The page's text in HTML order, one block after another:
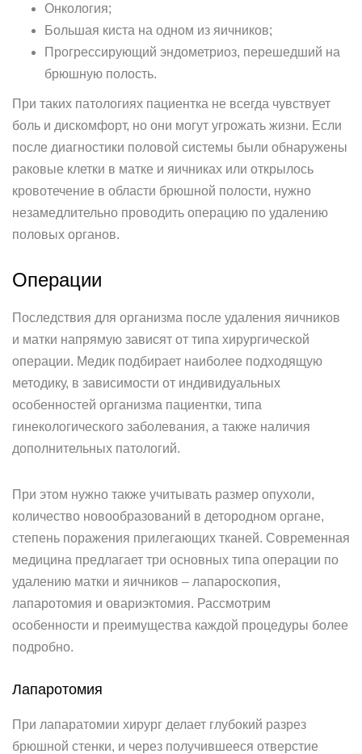
Онкология;
Большая киста на одном из яичников;
Прогрессирующий эндометриоз, перешедший на
брюшную полость.
При таких патологиях пациентка не всегда чувствует
боль и дискомфорт, но они могут угрожать жизни. Если
после диагностики половой системы были обнаружены
раковые клетки в матке и яичниках или открылось
кровотечение в области брюшной полости, нужно
незамедлительно проводить операцию по удалению
половых органов.
Операции
Последствия для организма после удаления яичников
и матки напрямую зависят от типа хирургической
операции. Медик подбирает наиболее подходящую
методику, в зависимости от индивидуальных
особенностей организма пациентки, типа
гинекологического заболевания, а также наличия
дополнительных патологий.
При этом нужно также учитывать размер опухоли,
количество новообразований в детородном органе,
степень поражения прилегающих тканей. Современная
медицина предлагает три основных типа операции по
удалению матки и яичников – лапароскопия,
лапаротомия и овариэктомия. Рассмотрим
особенности и преимущества каждой процедуры более
подробно.
Лапаротомия
При лапаратомии хирург делает глубокий разрез
брюшной стенки, и через получившееся отверстие